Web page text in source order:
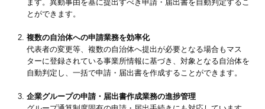
ます。異動事由を基に提出すべき申請・届出書を自動判定するこ
とができます。
複数の自治体への申請業務を効率化
代表者の変更等、複数の自治体へ提出が必要となる場合もマス
ターに登録されている事業所情報に基づき、対象となる自治体を
自動判定し、一括で申請・届出書を作成することができます。
企業グループの申請・届出書作成業務の進捗管理